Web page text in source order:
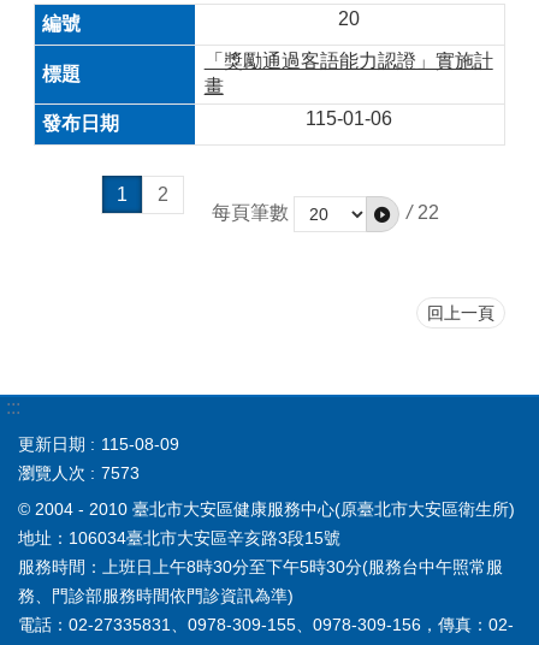
20
「獎勵通過客語能力認證」實施計
畫
115-01-06
1
2
每頁筆數
/ 22
回上一頁
:::
更新日期
115-08-09
瀏覽人次
7573
© 2004 - 2010 臺北市大安區健康服務中心(原臺北市大安區衛生所)
地址：106034臺北市大安區辛亥路3段15號
服務時間：上班日上午8時30分至下午5時30分(服務台中午照常服
務、門診部服務時間依門診資訊為準)
電話：02-27335831、0978-309-155、0978-309-156，傳真：02-